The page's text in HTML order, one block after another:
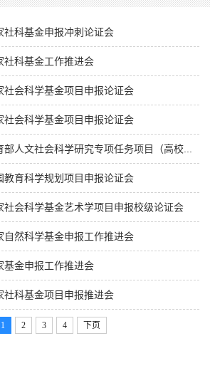
科基金申报冲刺论证会
社科基金工作推进会
会科学基金项目申报论证会
会科学基金项目申报论证会
人文社会科学研究专项任务项目（高校...
育科学规划项目申报论证会
会科学基金艺术学项目申报校级论证会
然科学基金申报工作推进会
基金申报工作推进会
科基金项目申报推进会
1 2 3 4 下页